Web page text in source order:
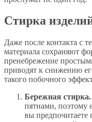
Стирка
Даже после контакта с
материала сохраняют
пренебрежение
приводят к снижению
такого побочного
Бережная стирка.
пятнами, поэтому
вы предпочитаете